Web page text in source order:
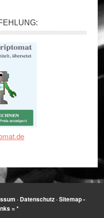
· Datenschutz·Sitemap-
= *